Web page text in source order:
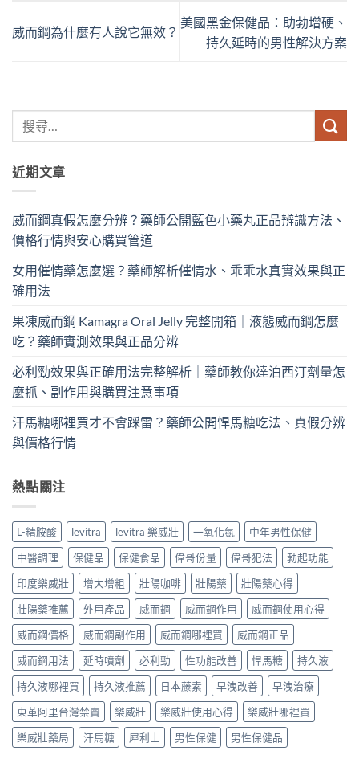
威而鋼為什麼有人說它無效？
美國黑金保健品：助勃增硬、
持久延時的男性解決方案
近期文章
威而鋼真假怎麼分辨？藥師公開藍色小藥丸正品辨識方法、
價格行情與安心購買管道
女用催情藥怎麼選？藥師解析催情水、乖乖水真實效果與正
確用法
果凍威而鋼 Kamagra Oral Jelly 完整開箱｜液態威而鋼怎麼
吃？藥師實測效果與正品分辨
必利勁效果與正確用法完整解析｜藥師教你達泊西汀劑量怎
麼抓、副作用與購買注意事項
汗馬糖哪裡買才不會踩雷？藥師公開悍馬糖吃法、真假分辨
與價格行情
熱點關注
L-精胺酸 levitra levitra 樂威壯 一氧化氮
中年男性保健
中醫調理
保健品 保健食品 偉哥份量 偉哥犯法
勃起功能
印度樂威壯
增大增粗 壯陽咖啡 壯陽藥
壯陽藥心得
壯陽藥推薦
外用產品 威而鋼 威而鋼作用
威而鋼使用心得
威而鋼價格
威而鋼副作用 威而鋼哪裡買
威而鋼正品
威而鋼用法
延時噴劑 必利勁 性功能改善 悍馬糖
持久液
持久液哪裡買
持久液推薦 日本藤素 早洩改善
早洩治療
東革阿里台灣禁賣
樂威壯 樂威壯使用心得
樂威壯哪裡買
樂威壯藥局
汗馬糖 犀利士 男性保健 男性保健品